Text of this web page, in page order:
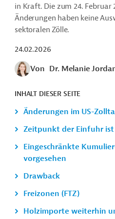
in Kraft. Die zum 24.
Änderungen haben keine
sektoralen Zölle.
24.02.2026
Von Dr. Melanie
INHALT DIESER SEITE
Änderungen im US-
Zeitpunkt der Einfuhr
Eingeschränkte
vorgesehen
Drawback
Freizonen (FTZ)
Holzimporte weiterhin